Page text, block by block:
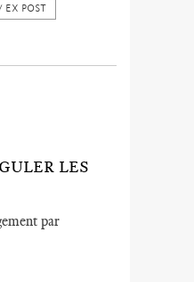
EX POST
LES
par